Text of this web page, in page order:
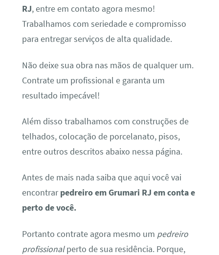
RJ, entre em contato agora mesmo!
Trabalhamos com seriedade e compromisso
para entregar serviços de alta qualidade.
Não deixe sua obra nas mãos de qualquer um.
Contrate um profissional e garanta um
resultado impecável!
Além disso trabalhamos com construções de
telhados, colocação de porcelanato, pisos,
entre outros descritos abaixo nessa página.
Antes de mais nada saiba que aqui você vai
encontrarpedreiro em Grumari RJ em conta e
perto de você.
Portanto contrate agora mesmo um pedreiro
profissionalperto de sua residência. Porque,